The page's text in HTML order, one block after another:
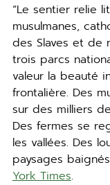
“Le sentier relie
musulmanes,
des Slaves et de
trois parcs
valeur la beauté
frontalière. Des
sur des milliers
Des fermes se
les vallées. Des
paysages
York Times.